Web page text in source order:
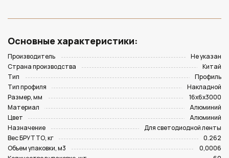
Основные характеристики:
Производитель
Не указан
Страна производства
Китай
Тип
Профиль
Тип профиля
Накладной
Размер, мм
16х6х3000
Материал
Алюминий
Цвет
Алюминий
Назначение
Для светодиодной ленты
Вес БРУТТО, кг
0.262
Объем упаковки, м3
0,0006